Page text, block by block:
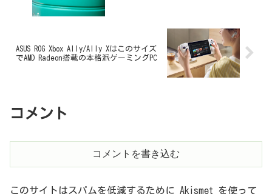
ASUS ROG Xbox Ally/Ally Xはこのサイズ
でAMD Radeon搭載の本格派ゲーミングPC
コメント
コメントを書き込む
このサイトはスパムを低減するために Akismet を使って